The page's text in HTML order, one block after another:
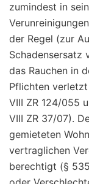
zumindest in
der Regel (zur
Schadensersatz
das Rauchen in
Pflichten
VIII ZR 124/055
VIII ZR 37/07).
gemieteten
vertraglichen
berechtigt (§